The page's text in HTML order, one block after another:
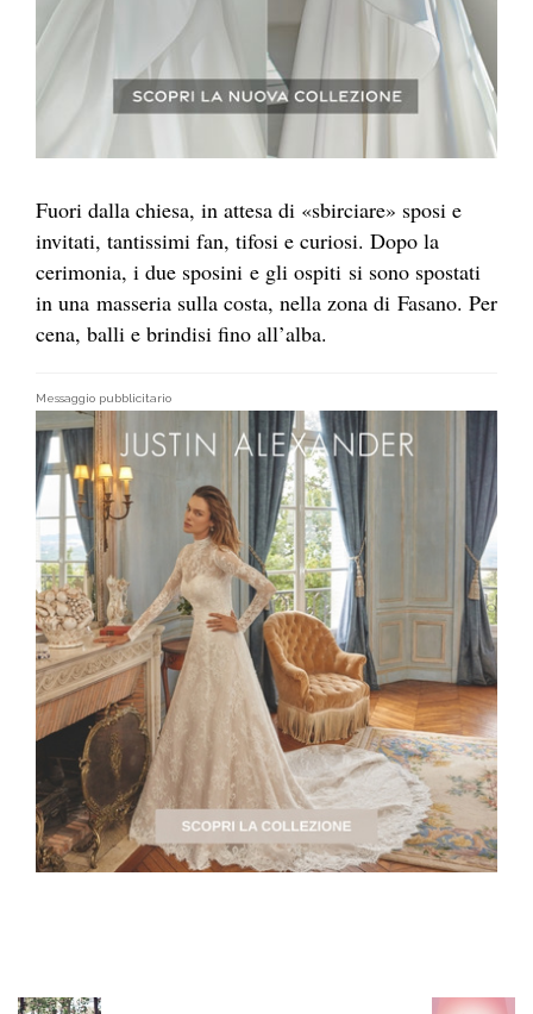
Fuori dalla chiesa, in attesa di «sbirciare» sposi e
invitati, tantissimi fan, tifosi e curiosi. Dopo la
cerimonia, i due sposini e gli ospiti si sono spostati
in una masseria sulla costa, nella zona di Fasano. Per
cena, balli e brindisi fino all’alba.
Messaggio pubblicitario